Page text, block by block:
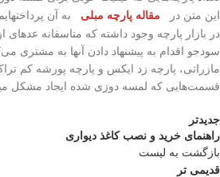
این متن در
مقاله پارچه مبلی
به آن
در بازار پارچه وجود داشته که متاسفانه عده­ای
سودجو اقدام به پیشنهاد دادن آن­ها به مشتری
مازراتی، پارچه زد ایکس و پارچه پورشه کم
قسمت­‌هایی که لمسه دوزی شده ایجاد مشکل
جدیدتر
راهنمای خرید و نصب کاغذ دیواری
بازگشت به لیست
قدیمی تر